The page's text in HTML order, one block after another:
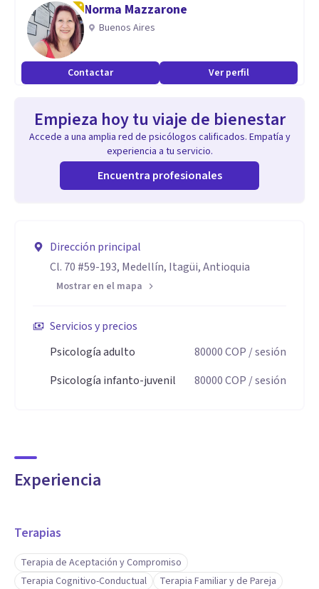
Norma Mazzarone
Buenos Aires
Contactar Ver perfil
Empieza hoy tu viaje de bienestar
Accede a una amplia red de psicólogos calificados. Empatía y
experiencia a tu servicio.
Encuentra profesionales
Dirección principal
Cl. 70 #59-193, Medellín, Itagüi, Antioquia
Mostrar en el mapa
Servicios y precios
Psicología adulto
80000COP / sesión
Psicología infanto-juvenil
80000COP / sesión
Experiencia
Terapias
Terapia de Aceptación y Compromiso
Terapia Cognitivo-Conductual
Terapia Familiar y de Pareja